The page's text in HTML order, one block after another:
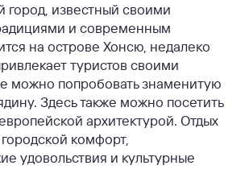
город, известный своими
и современным
на острове Хонсю, недалеко
туристов своими
можно попробовать знаменитую
Здесь также можно посетить
архитектурой. Отдых
комфорт,
удовольствия и культурные